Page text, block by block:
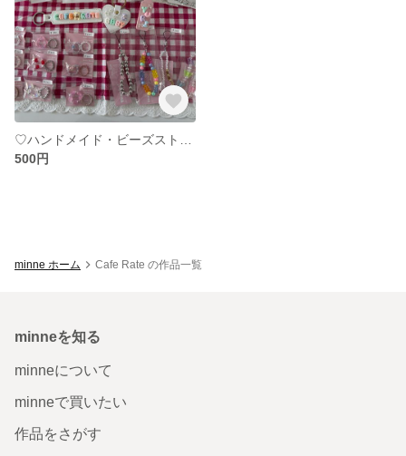
500円
minne ホーム Cafe Rate の作品一覧
minneを知る
minneについて
minneで買いたい
作品をさがす